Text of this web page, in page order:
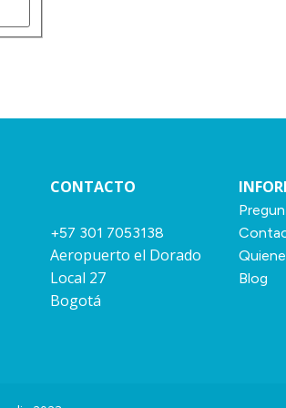
CONTACTO
+57 301 7053138
Aeropuerto el Dorado
Local 27
Bogotá
Blog